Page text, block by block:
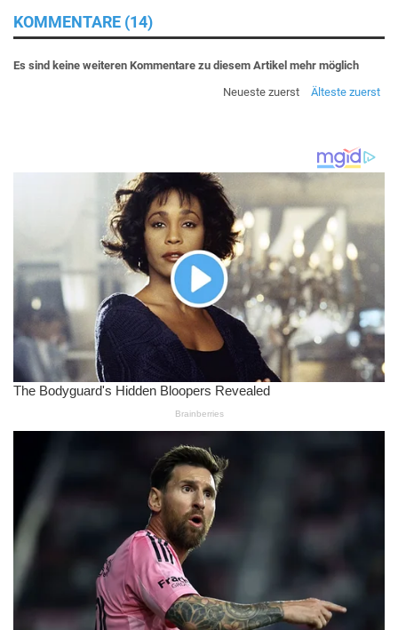
KOMMENTARE (14)
Es sind keine weiteren Kommentare zu diesem Artikel mehr möglich
Neueste zuerst
Älteste zuerst